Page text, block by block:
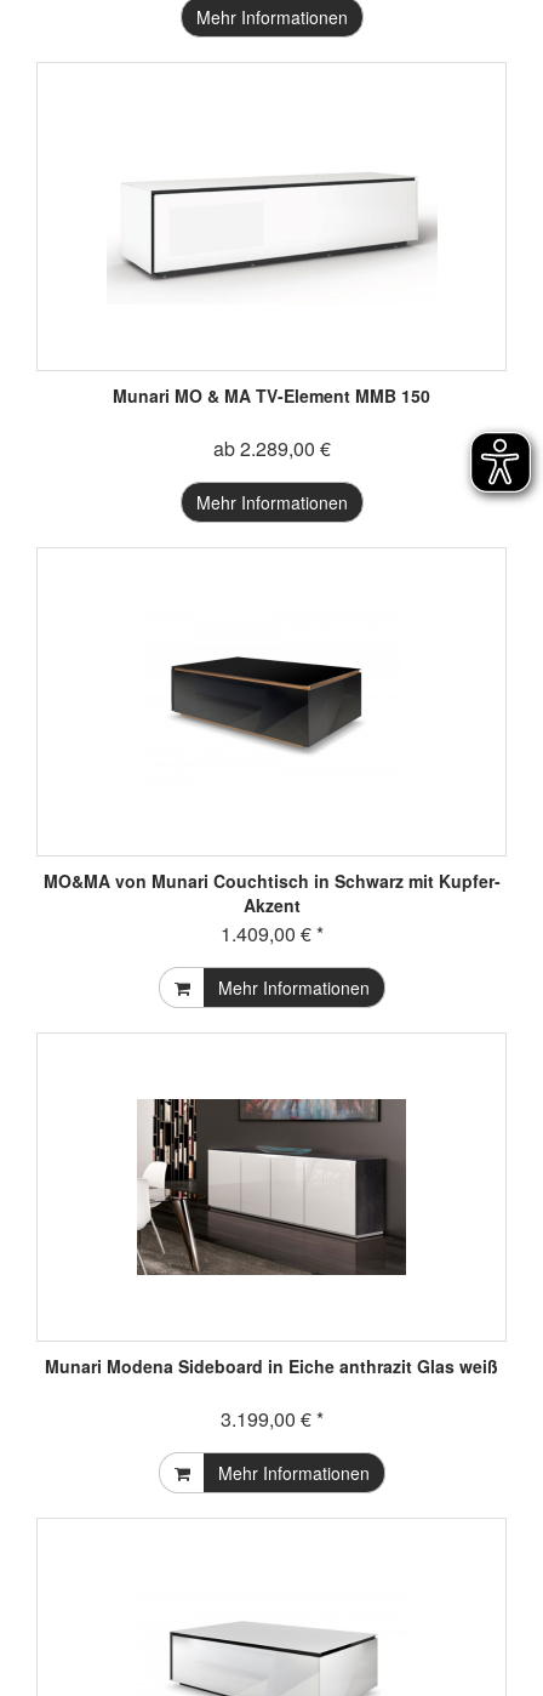
Mehr Informationen
Munari MO & MA TV-Element MMB 150
ab 2.289,00 €
Mehr Informationen
MO&MA von Munari Couchtisch in Schwarz mit Kupfer-
Akzent
1.409,00 € *
Mehr Informationen
Munari Modena Sideboard in Eiche anthrazit Glas weiß
3.199,00 € *
Mehr Informationen